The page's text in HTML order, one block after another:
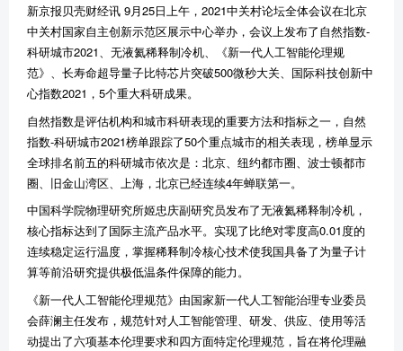
新京报贝壳财经讯 9月25日上午，2021中关村论坛全体会议在北京
中关村国家自主创新示范区展示中心举办，会议上发布了自然指数-
科研城市2021、无液氦稀释制冷机、《新一代人工智能伦理规
范》、长寿命超导量子比特芯片突破500微秒大关、国际科技创新中
心指数2021，5个重大科研成果。
自然指数是评估机构和城市科研表现的重要方法和指标之一，自然
指数-科研城市2021榜单跟踪了50个重点城市的相关表现，榜单显示
全球排名前五的科研城市依次是：北京、纽约都市圈、波士顿都市
圈、旧金山湾区、上海，北京已经连续4年蝉联第一。
中国科学院物理研究所姬忠庆副研究员发布了无液氦稀释制冷机，
核心指标达到了国际主流产品水平。实现了比绝对零度高0.01度的
连续稳定运行温度，掌握稀释制冷核心技术使我国具备了为量子计
算等前沿研究提供极低温条件保障的能力。
《新一代人工智能伦理规范》由国家新一代人工智能治理专业委员
会薛澜主任发布，规范针对人工智能管理、研发、供应、使用等活
动提出了六项基本伦理要求和四方面特定伦理规范，旨在将伦理融